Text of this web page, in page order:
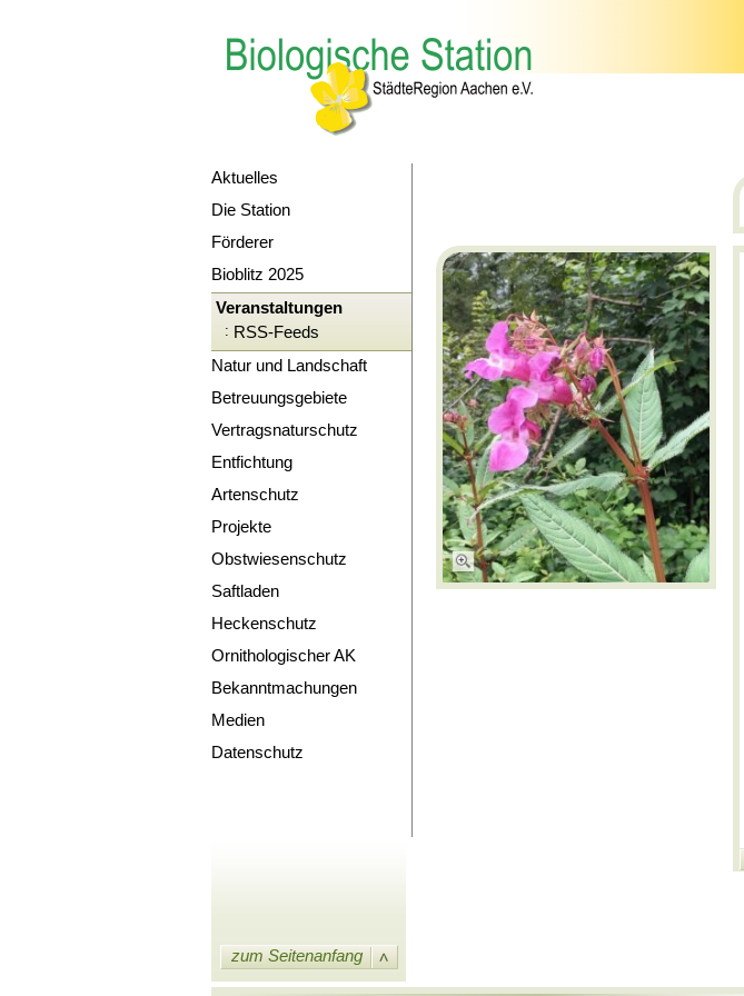
Aktuelles
Die Station
Förderer
Bioblitz 2025
Veranstaltungen
: RSS-Feeds
Natur und Landschaft
Betreuungsgebiete
Vertragsnaturschutz
Entfichtung
Artenschutz
Projekte
Obstwiesenschutz
Saftladen
Heckenschutz
Ornithologischer AK
Bekanntmachungen
Medien
Datenschutz
zum Seitenanfang